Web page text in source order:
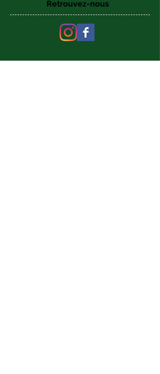
école
Retrouvez-nous